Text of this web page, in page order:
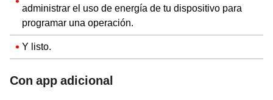
administrar el uso de energía de tu dispositivo para
programar una operación.
Y listo.
Con app adicional